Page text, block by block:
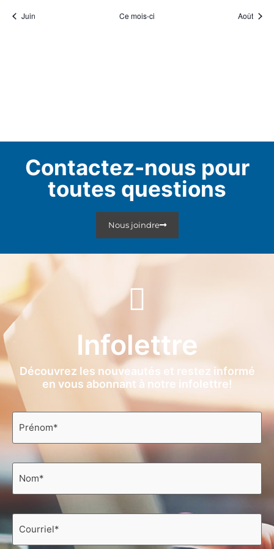
Juin Ce mois-ci Août
Contactez-nous pour
toutes questions
Nous joindre
Infolettre
Découvrez les nouveautés et restez informé
en vous abonnant à notre infolettre!
Prénom
Nom
Courriel